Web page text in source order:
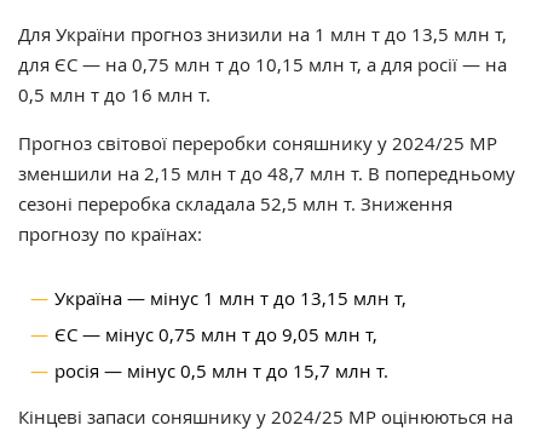
Для України прогноз знизили на 1 млн т до 13,5 млн т,
для ЄС — на 0,75 млн т до 10,15 млн т, а для росії — на
0,5 млн т до 16 млн т.
Прогноз світової переробки соняшнику у 2024/25 МР
зменшили на 2,15 млн т до 48,7 млн т. В попередньому
сезоні переробка складала 52,5 млн т. Зниження
прогнозу по країнах:
Україна — мінус 1 млн т до 13,15 млн т,
ЄС — мінус 0,75 млн т до 9,05 млн т,
росія — мінус 0,5 млн т до 15,7 млн т.
Кінцеві запаси соняшнику у 2024/25 МР оцінюються на